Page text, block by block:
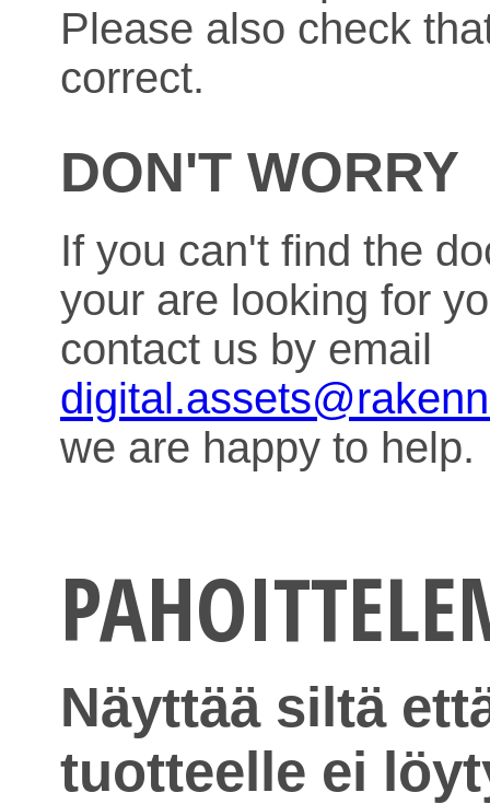
Please also check
correct.
DON'T WORRY
If you can't find the
your are looking for
contact us by email
we are happy to help.
Näyttää siltä
tuotteelle ei